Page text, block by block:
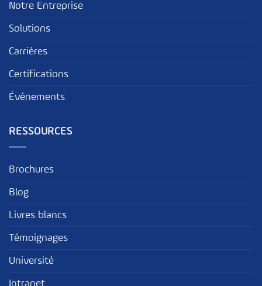
Notre Entreprise
Solutions
Carrières
Certifications
Événements
RESSOURCES
Brochures
Blog
Livres blancs
Témoignages
Université
Intranet